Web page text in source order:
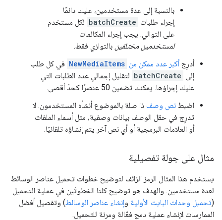
بالنسبة إلى عدة مستخدمين، عليك دائمًا
إجراء طلبات batchCreate لكل مستخدم
على التوالي. يجب إجراء المكالمات
لمستخدمين مختلفين بالتوازي فقط.
أدرِجأكبر عدد ممكن من NewMediaItems في كل طلب
إلى batchCreate لتقليل إجمالي عدد الطلبات التي
عليك إجراؤها. يمكنك تضمين 50 عنصرًا كحدّ أقصى.
اضبط نص وصف ذا صلة بالموضوع أنشأه المستخدمون. لا
تدرِج في حقل الوصف بيانات وصفية، مثل أسماء الملفات
أو العلامات البرمجية أو أي نص آخر يتم إنشاؤه تلقائيًا.
مثال على جولة تفصيلية
يستخدم هذا المثال الرمز الزائف لتوضيح خطوات تحميل عناصر الوسائط
لعدة مستخدمين. والهدف هو توضيح كلتا الخطوتَين في عملية التحميل
(تحميل وحدات البايت الأولية وإنشاء عناصر الوسائط) وتفصيل أفضل
الممارسات لإنشاء عملية دمج فعّالة ومرنة للتحميل.